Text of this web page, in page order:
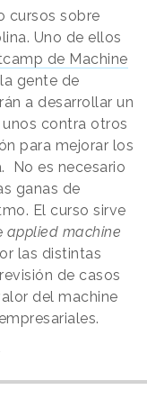
cursos sobre
Uno de ellos
de Machine
gente de
a desarrollar un
contra otros
para mejorar los
No es necesario
ganas de
El curso sirve
applied machine
las distintas
de casos
del machine